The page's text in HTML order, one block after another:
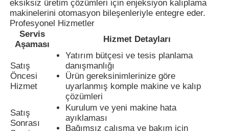
Fabrika turu
Kalite kontrol
Haberler
eksiksiz üretim çözümleri için enjeksiyon kalıplama
makinelerini otomasyon bileşenleriyle entegre eder.
Profesyonel Hizmetler
Servis
Aşaması
Hizmet Detayları
Satış
Öncesi
Hizmet
Yatırım bütçesi ve tesis planlama
danışmanlığı
Ürün gereksinimlerinize göre
uyarlanmış komple makine ve kalıp
çözümleri
Satış
Sonrası
Kurulum ve yeni makine hata
ayıklaması
Bağımsız çalışma ve bakım için